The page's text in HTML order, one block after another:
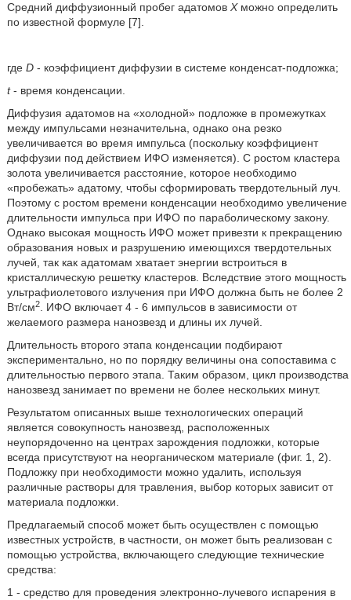
Средний диффузионный пробег адатомов Xможно определить
по известной формуле [7].
где D- коэффициент диффузии в системе конденсат-подложка;
t- время конденсации.
Диффузия адатомов на «холодной» подложке в промежутках
между импульсами незначительна, однако она резко
увеличивается во время импульса (поскольку коэффициент
диффузии под действием ИФО изменяется). С ростом кластера
золота увеличивается расстояние, которое необходимо
«пробежать» адатому, чтобы сформировать твердотельный луч.
Поэтому с ростом времени конденсации необходимо увеличение
длительности импульса при ИФО по параболическому закону.
Однако высокая мощность ИФО может привезти к прекращению
образования новых и разрушению имеющихся твердотельных
лучей, так как адатомам хватает энергии встроиться в
кристаллическую решетку кластеров. Вследствие этого мощность
ультрафиолетового излучения при ИФО должна быть не более 2
Вт/см2. ИФО включает 4 - 6 импульсов в зависимости от
желаемого размера нанозвезд и длины их лучей.
Длительность второго этапа конденсации подбирают
экспериментально, но по порядку величины она сопоставима с
длительностью первого этапа. Таким образом, цикл производства
нанозвезд занимает по времени не более нескольких минут.
Результатом описанных выше технологических операций
является совокупность нанозвезд, расположенных
неупорядоченно на центрах зарождения подложки, которые
всегда присутствуют на неорганическом материале (фиг. 1, 2).
Подложку при необходимости можно удалить, используя
различные растворы для травления, выбор которых зависит от
материала подложки.
Предлагаемый способ может быть осуществлен с помощью
известных устройств, в частности, он может быть реализован с
помощью устройства, включающего следующие технические
средства:
1 - средство для проведения электронно-лучевого испарения в